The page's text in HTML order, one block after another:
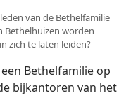
van de Bethelfamilie
Bethelhuizen worden
zich te laten leiden?
Bethelfamilie op
bijkantoren van het